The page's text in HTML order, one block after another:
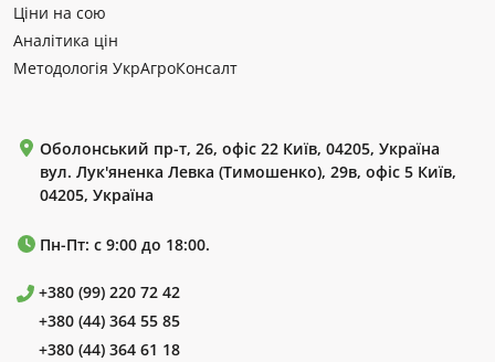
Ціни на сою
Аналітика цін
Методологія УкрАгроКонсалт
Оболонський пр-т, 26, офіс 22 Київ, 04205, Україна
вул. Лук'яненка Левка (Тимошенко), 29в, офіс 5 Київ,
04205, Україна
Пн-Пт: с 9:00 до 18:00.
+380 (99) 220 72 42
+380 (44) 364 55 85
+380 (44) 364 61 18